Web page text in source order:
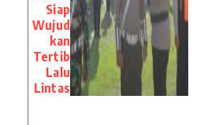
Siap
Wujud
kan
Tertib
Lalu
Lintas